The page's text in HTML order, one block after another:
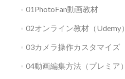
01PhotoFan動画教材
02オンライン教材（Udemy）
03カメラ操作カスタマイズ
04動画編集方法（プレミア）